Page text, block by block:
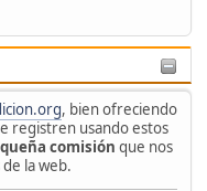
, bien ofreciendo
registren usando estos
comisión que nos
la web.